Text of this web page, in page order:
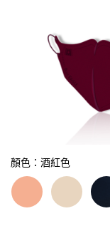
顏色：酒紅色